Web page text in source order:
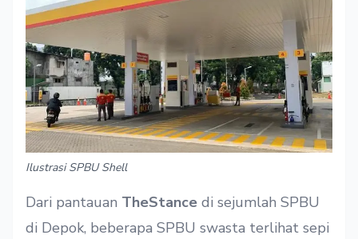
Ilustrasi SPBU Shell
Dari pantauan TheStance di sejumlah SPBU
di Depok, beberapa SPBU swasta terlihat sepi